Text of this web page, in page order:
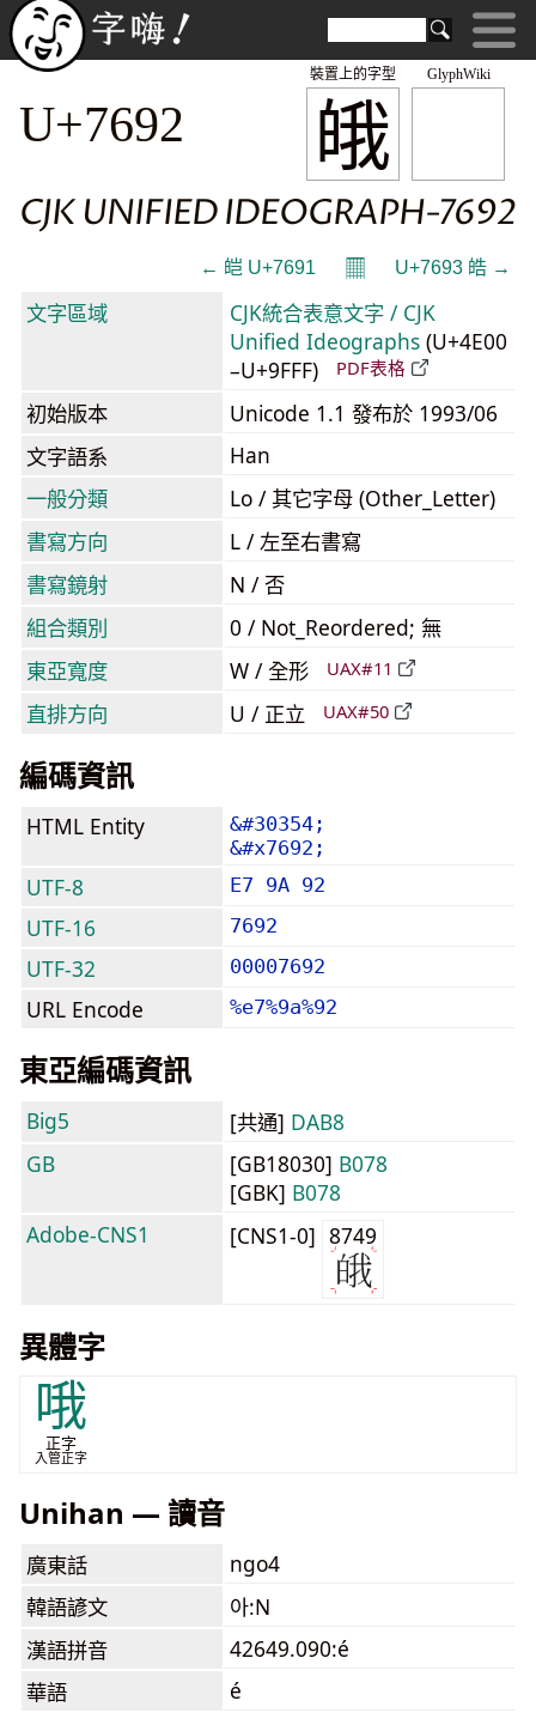
GlyphWiki
皒
裝置上的字型
U+7692
CJK UNIFIED IDEOGRAPH-7692
← 皑 U+7691 𝄜 U+7693 皓 →
文字區域
CJK統合表意文字 / CJK
Unified Ideographs (U+4E00
–U+9FFF)
PDF表格
初始版本
Unicode 1.1 發布於 1993/06
文字語系
Han
一般分類
Lo / 其它字母 (Other_Letter)
書寫方向
L / 左至右書寫
書寫鏡射
N / 否
組合類別
0 / Not_Reordered; 無
東亞寬度
W / 全形 UAX#11
直排方向 U / 正立 UAX#50
編碼資訊
HTML Entity
&#30354;
&#x7692;
UTF-8 E7 9A 92
UTF-16 7692
UTF-32 00007692
URL Encode %e7%9a%92
東亞編碼資訊
Big5 [共通] DAB8
GB
[GB18030] B078
[GBK] B078
Adobe-CNS1
[CNS1-0] 8749
異體字
哦
正字
入管正字
Unihan — 讀音
廣東話
ngo4
韓語諺文
아:N
漢語拼音
42649.090:é
華語
é